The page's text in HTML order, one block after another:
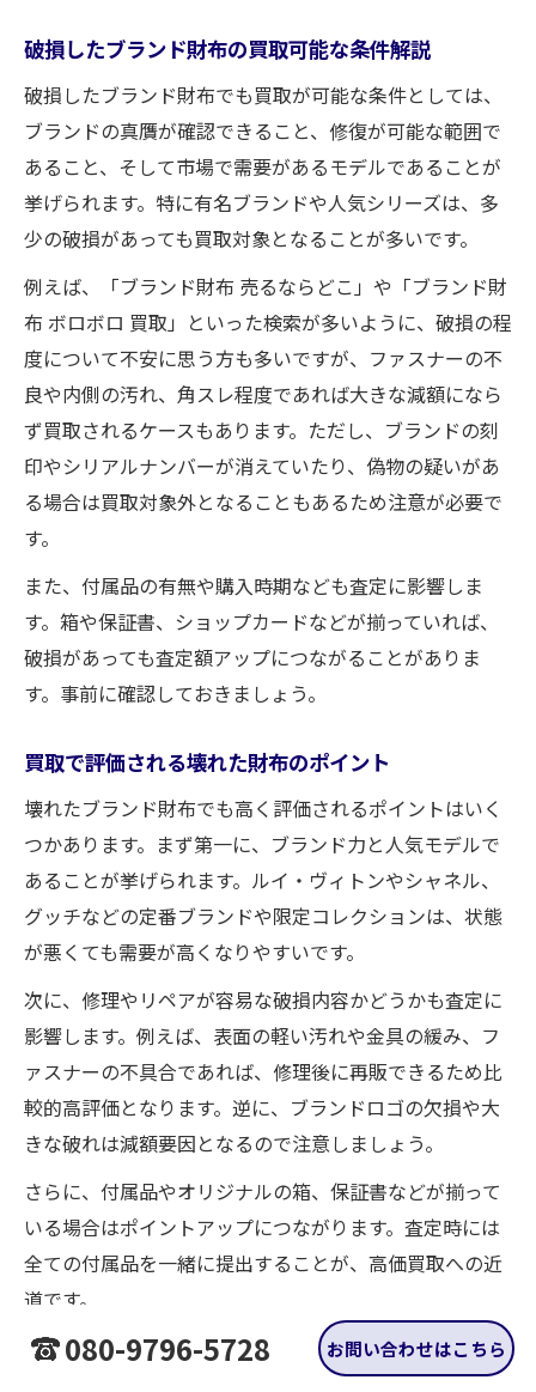
破損したブランド財布の買取可能な条件解説
破損したブランド財布でも買取が可能な条件としては、
ブランドの真贋が確認できること、修復が可能な範囲で
あること、そして市場で需要があるモデルであることが
挙げられます。特に有名ブランドや人気シリーズは、多
少の破損があっても買取対象となることが多いです。
例えば、「ブランド財布 売るならどこ」や「ブランド財
布 ボロボロ 買取」といった検索が多いように、破損の程
度について不安に思う方も多いですが、ファスナーの不
良や内側の汚れ、角スレ程度であれば大きな減額になら
ず買取されるケースもあります。ただし、ブランドの刻
印やシリアルナンバーが消えていたり、偽物の疑いがあ
る場合は買取対象外となることもあるため注意が必要で
す。
また、付属品の有無や購入時期なども査定に影響しま
す。箱や保証書、ショップカードなどが揃っていれば、
破損があっても査定額アップにつながることがありま
す。事前に確認しておきましょう。
買取で評価される壊れた財布のポイント
壊れたブランド財布でも高く評価されるポイントはいく
つかあります。まず第一に、ブランド力と人気モデルで
あることが挙げられます。ルイ・ヴィトンやシャネル、
グッチなどの定番ブランドや限定コレクションは、状態
が悪くても需要が高くなりやすいです。
次に、修理やリペアが容易な破損内容かどうかも査定に
影響します。例えば、表面の軽い汚れや金具の緩み、フ
ァスナーの不具合であれば、修理後に再販できるため比
較的高評価となります。逆に、ブランドロゴの欠損や大
きな破れは減額要因となるので注意しましょう。
さらに、付属品やオリジナルの箱、保証書などが揃って
いる場合はポイントアップにつながります。査定時には
全ての付属品を一緒に提出することが、高価買取への近
道です。
状態不問のブランド財布買取サービスの選び方
080-9796-5728 お問い合わせはこちら